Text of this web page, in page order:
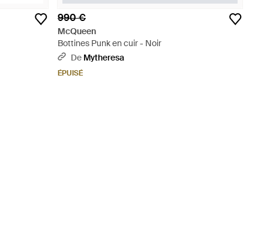
990 €
McQueen
Bottines Punk en cuir - Noir
De Mytheresa
ÉPUISÉ